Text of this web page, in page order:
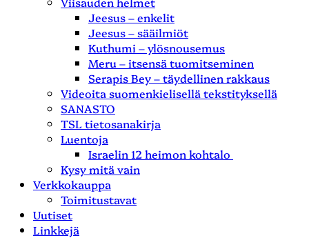
Jeesus – enkelit
Jeesus – sääilmiöt
Kuthumi – ylösnousemus
Meru – itsensä tuomitseminen
Serapis Bey – täydellinen rakkaus
Videoita suomenkielisellä tekstityksellä
SANASTO
TSL tietosanakirja
Luentoja
Israelin 12 heimon kohtalo
Kysy mitä vain
Verkkokauppa
Toimitustavat
Uutiset
Linkkejä